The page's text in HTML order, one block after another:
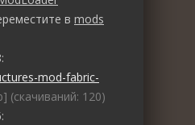
в mods
mod-fabric-
(cкачиваний: 120)